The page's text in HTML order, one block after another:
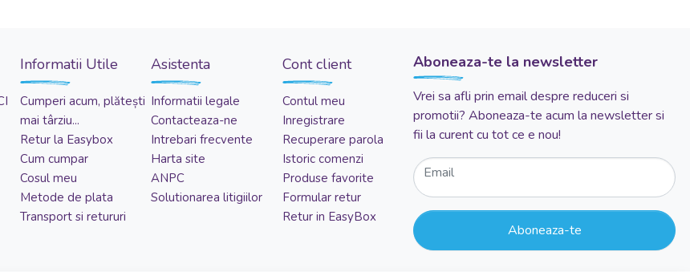
Informatii Utile
Cumperi acum, plătești
mai târziu...
Retur la Easybox
Cum cumpar
Cosul meu
Metode de plata
Transport si retururi
Asistenta
Informatii legale
Contacteaza-ne
Intrebari frecvente
Harta site
ANPC
Solutionarea litigiilor
Cont client
Contul meu
Inregistrare
Recuperare parola
Istoric comenzi
Produse favorite
Formular retur
Retur in EasyBox
Aboneaza-te la newsletter
Vrei sa afli prin email despre reduceri si
promotii? Aboneaza-te acum la newsletter si
fii la curent cu tot ce e nou!
Email
Aboneaza-te